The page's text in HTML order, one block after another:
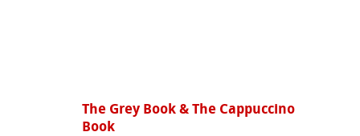
The Grey Book & The Cappuccino
Book